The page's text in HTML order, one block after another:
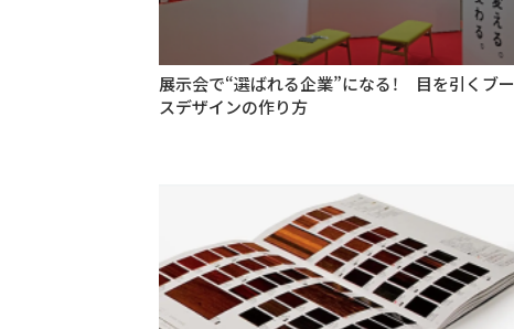
展示会で“選ばれる企業”になる！ 目を引くブー
スデザインの作り方